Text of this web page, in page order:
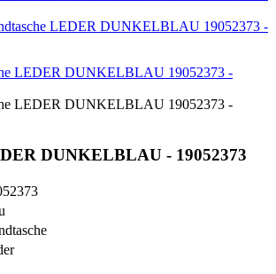
DUNKELBLAU - 19052373